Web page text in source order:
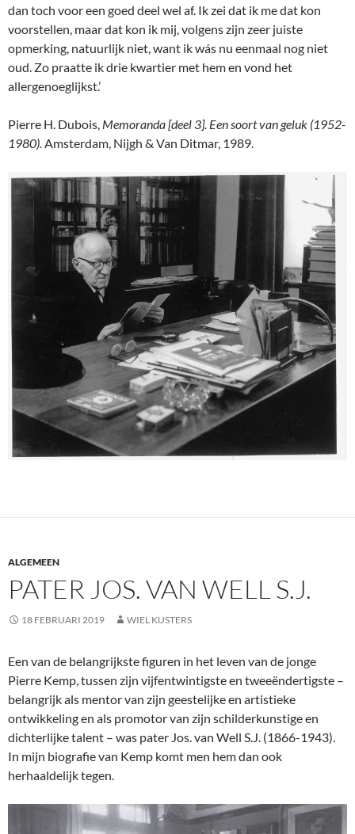
dan toch voor een goed deel wel af. Ik zei dat ik me dat kon
voorstellen, maar dat kon ik mij, volgens zijn zeer juiste
opmerking, natuurlijk niet, want ik wás nu eenmaal nog niet
oud. Zo praatte ik drie kwartier met hem en vond het
allergenoeglijkst.’
Pierre H. Dubois, Memoranda [deel 3]. Een soort van geluk (1952-
1980).Amsterdam, Nijgh & Van Ditmar, 1989.
ALGEMEEN
PATER JOS. VAN WELL S.J.
18 FEBRUARI 2019 WIEL KUSTERS
Een van de belangrijkste figuren in het leven van de jonge
Pierre Kemp, tussen zijn vijfentwintigste en tweeëndertigste –
belangrijk als mentor van zijn geestelijke en artistieke
ontwikkeling en als promotor van zijn schilderkunstige en
dichterlijke talent – was pater Jos. van Well S.J. (1866-1943).
In mijn biografie van Kemp komt men hem dan ook
herhaaldelijk tegen.